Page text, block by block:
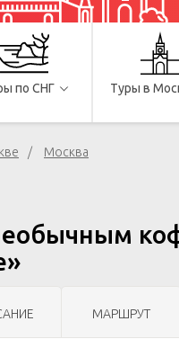
по СНГ Туры в
Москва
МАРШРУТ